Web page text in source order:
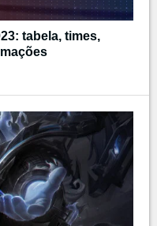
tabela, times,